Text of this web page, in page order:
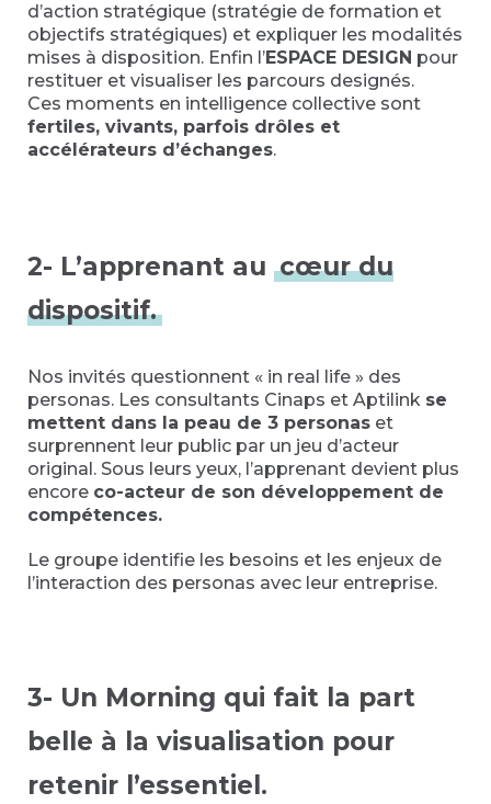
d’action stratégique (stratégie de formation et
objectifs stratégiques) et expliquer les modalités
mises à disposition. Enfin l’ESPACE DESIGN pour
restituer et visualiser les parcours designés.
Ces moments en intelligence collective sont
fertiles, vivants, parfois drôles et
accélérateurs d’échanges.
2- L’apprenant au cœur du
dispositif.
Nos invités questionnent « in real life » des
personas. Les consultants Cinaps et Aptilink se
mettent dans la peau de 3 personas et
surprennent leur public par un jeu d’acteur
original. Sous leurs yeux, l’apprenant devient plus
encore co-acteur de son développement de
compétences.
Le groupe identifie les besoins et les enjeux de
l’interaction des personas avec leur entreprise.
3- Un Morning qui fait la part
belle à la visualisation pour
retenir l’essentiel .